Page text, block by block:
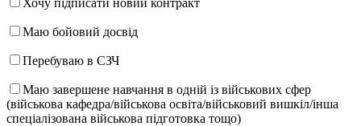
Маю бойовий досвід
Перебуваю в СЗЧ
Маю завершене навчання в одній із військових сфер
(військова кафедра/військова освіта/військовий вишкіл/інша
спеціалізована військова підготовка тощо)